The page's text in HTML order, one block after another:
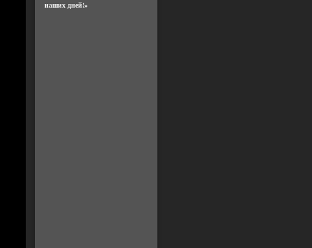
наших дней!»